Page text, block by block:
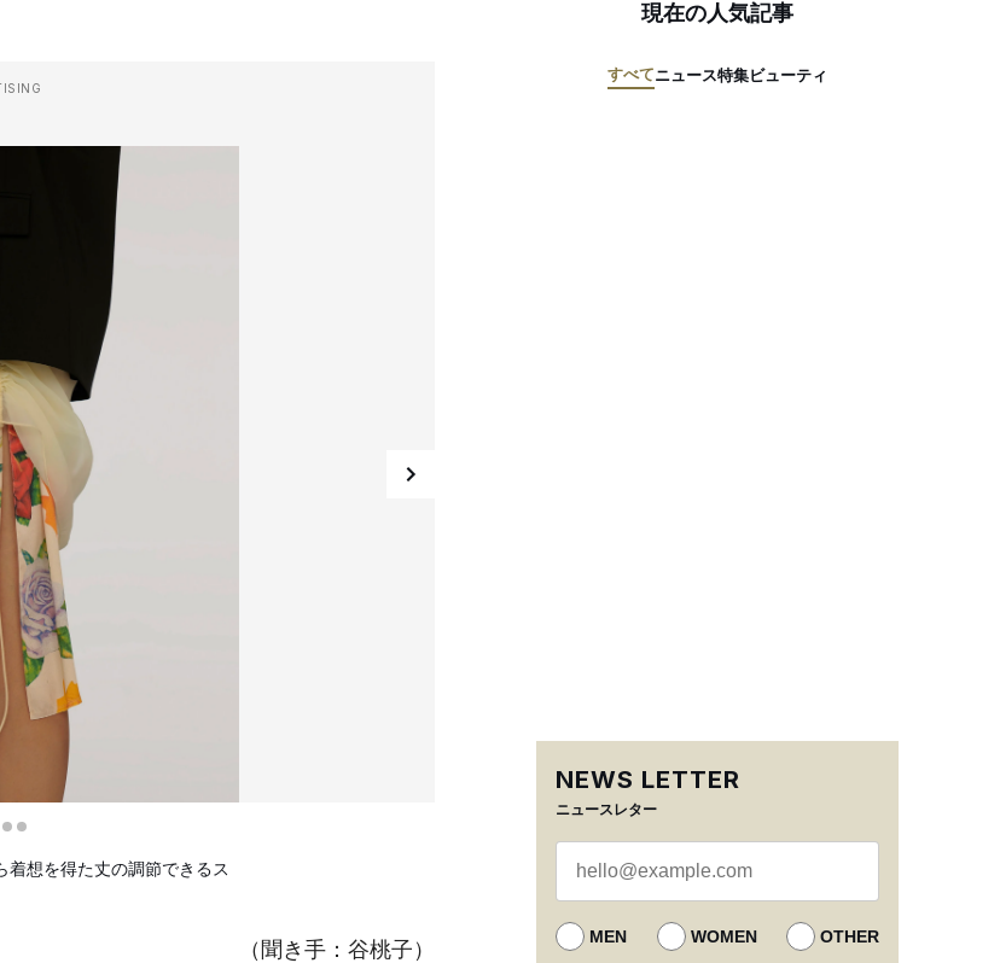
着想を得た丈の調節できるス
（聞き手：谷桃子）
現在の人気記事
すべてニュース特集ビューティ
NEWS LETTER
ニュースレター
MEN WOMEN OTHER